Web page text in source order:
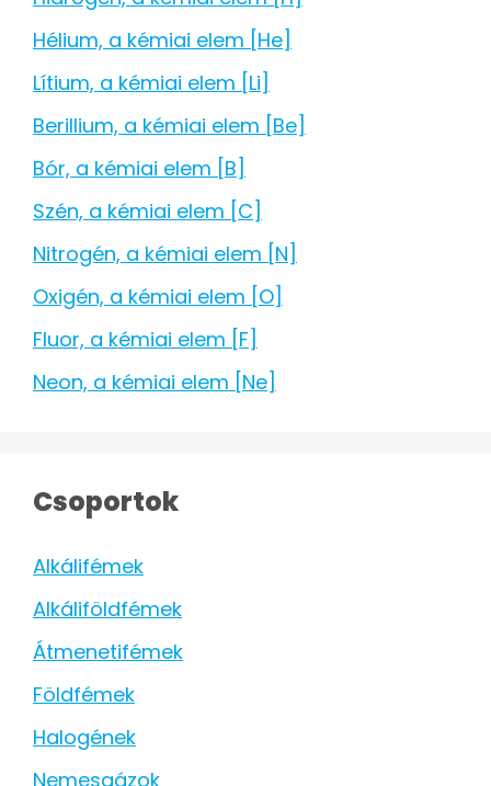
Hélium, a kémiai elem [He]
Lítium, a kémiai elem [Li]
Berillium, a kémiai elem [Be]
Bór, a kémiai elem [B]
Szén, a kémiai elem [C]
Nitrogén, a kémiai elem [N]
Oxigén, a kémiai elem [O]
Fluor, a kémiai elem [F]
Neon, a kémiai elem [Ne]
Csoportok
Alkálifémek
Alkáliföldfémek
Átmenetifémek
Földfémek
Halogének
Nemesgázok